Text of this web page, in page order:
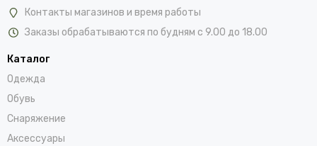
Контакты магазинов и время работы
Заказы обрабатываются по будням с 9.00 до 18.00
Каталог
Одежда
Обувь
Снаряжение
Аксессуары